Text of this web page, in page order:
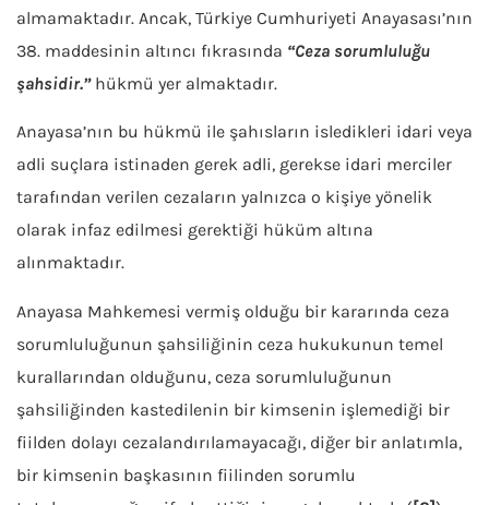
almamaktadır. Ancak, Türkiye Cumhuriyeti Anayasası’nın
38. maddesinin altıncı fıkrasında “Ceza sorumluluğu
şahsidir.” hükmü yer almaktadır.
Anayasa’nın bu hükmü ile şahısların isledikleri idari veya
adli suçlara istinaden gerek adli, gerekse idari merciler
tarafından verilen cezaların yalnızca o kişiye yönelik
olarak infaz edilmesi gerektiği hüküm altına
alınmaktadır.
Anayasa Mahkemesi vermiş olduğu bir kararında ceza
sorumluluğunun şahsiliğinin ceza hukukunun temel
kurallarından olduğunu, ceza sorumluluğunun
şahsiliğinden kastedilenin bir kimsenin işlemediği bir
fiilden dolayı cezalandırılamayacağı, diğer bir anlatımla,
bir kimsenin başkasının fiilinden sorumlu